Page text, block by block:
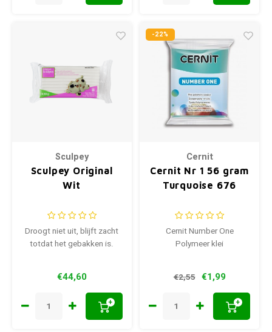
Sculpey
Sculpey Original
Wit
Droogt niet uit, blijft zacht
totdat het gebakken is.
€44,60
+
-22%
Cernit
Cernit Nr 1 56 gram
Turquoise 676
Cernit Number One
Polymeer klei
€2,55 €1,99
+